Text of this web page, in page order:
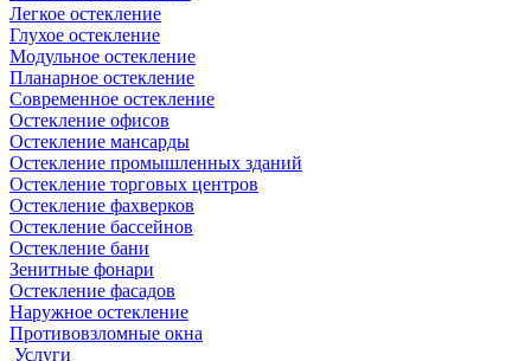
Легкое остекление
Глухое остекление
Модульное остекление
Планарное остекление
Современное остекление
Остекление офисов
Остекление мансарды
Остекление промышленных зданий
Остекление торговых центров
Остекление фахверков
Остекление бассейнов
Остекление бани
Зенитные фонари
Остекление фасадов
Наружное остекление
Противовзломные окна
Услуги